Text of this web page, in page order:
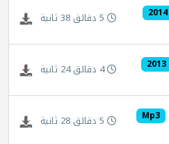
2014 5 دقائق 38 ثانية
2013 4 دقائق 24 ثانية
Mp3 5 دقائق 28 ثانية